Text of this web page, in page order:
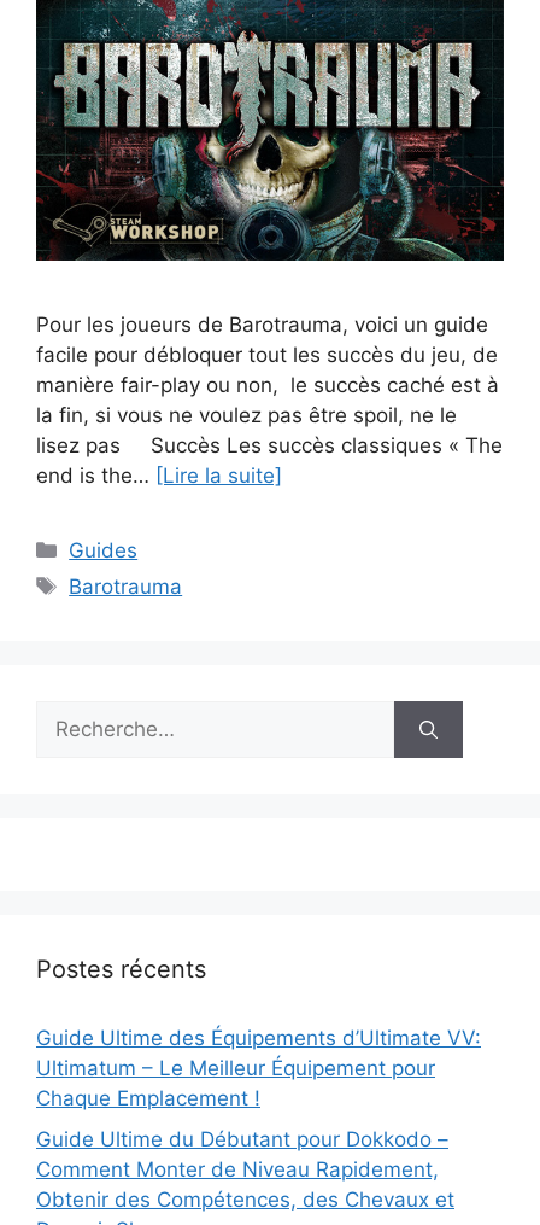
Pour les joueurs de Barotrauma, voici un guide
facile pour débloquer tout les succès du jeu, de
manière fair-play ou non, le succès caché est à
la fin, si vous ne voulez pas être spoil, ne le
lisez pas Succès Les succès classiques « The
end is the… [Lire la suite]
Catégories
Guides
Étiquettes
Barotrauma
Rechercher :
Postes récents
Guide Ultime des Équipements d’Ultimate VV:
Ultimatum – Le Meilleur Équipement pour
Chaque Emplacement !
Guide Ultime du Débutant pour Dokkodo –
Comment Monter de Niveau Rapidement,
Obtenir des Compétences, des Chevaux et